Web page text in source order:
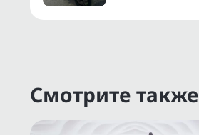
Смотрите также